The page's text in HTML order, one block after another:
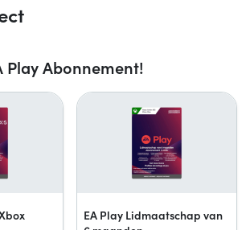
Play Abonnement!
EA Play Lidmaatschap van